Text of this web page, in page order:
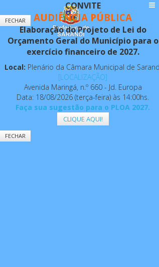
FECHAR
CONVITE
AUDIÊNCIA PÚBLICA
Elaboração do Projeto de Lei do
Orçamento Geral do Município para o
exercício financeiro de 2027.
Local: Plenário da Câmara Municipal de
[LOCALIZAÇÃO]
Avenida Maringá, n.º 660 - Jd. Europa
Data: 18/08/2026 (terça-feira) às 14:00hs.
Faça sua sugestão para o PLOA 2027.
CLIQUE AQUI!
FECHAR